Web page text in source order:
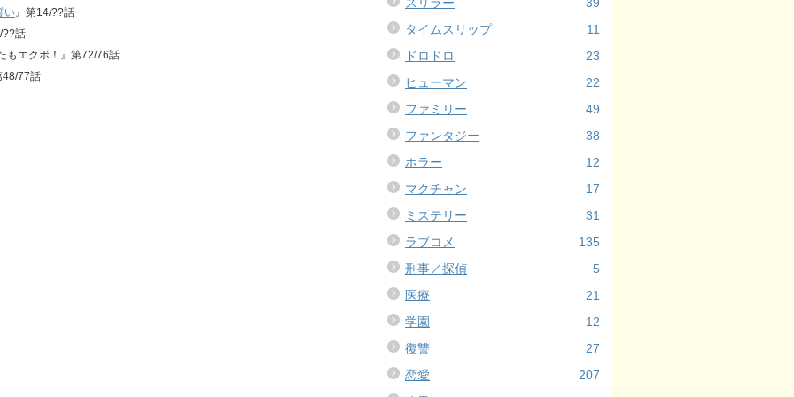
い』第14/??話
??話
もエクボ！』第72/76話
48/77話
タイムスリップ
11
ドロドロ
23
ヒューマン
22
ファミリー
49
ファンタジー
38
ホラー
12
マクチャン
17
ミステリー
31
ラブコメ
135
刑事／探偵
5
医療
21
学園
12
復讐
27
恋愛
207